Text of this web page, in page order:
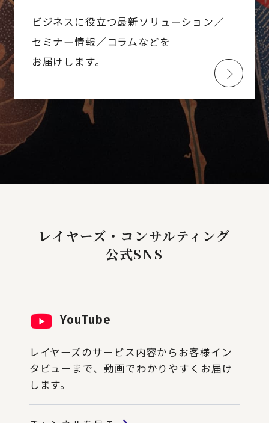
ビジネスに役立つ最新ソリューション／
セミナー情報／コラムなどを
お届けします。
レイヤーズ・コンサルティング
公式SNS
YouTube
レイヤーズのサービス内容からお客様イン
タビューまで、動画でわかりやすくお届け
します。